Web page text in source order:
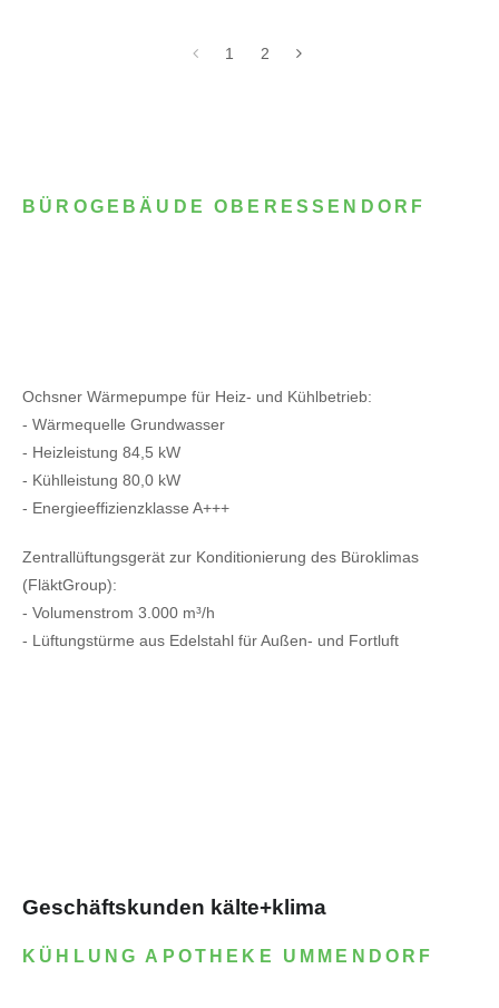
1 2
BÜROGEBÄUDE OBERESSENDORF
Ochsner Wärmepumpe für Heiz- und Kühlbetrieb:
- Wärmequelle Grundwasser
- Heizleistung 84,5 kW
- Kühlleistung 80,0 kW
- Energieeffizienzklasse A+++
Zentrallüftungsgerät zur Konditionierung des Büroklimas
(FläktGroup):
- Volumenstrom 3.000 m³/h
- Lüftungstürme aus Edelstahl für Außen- und Fortluft
Geschäftskunden kälte+klima
KÜHLUNG APOTHEKE UMMENDORF